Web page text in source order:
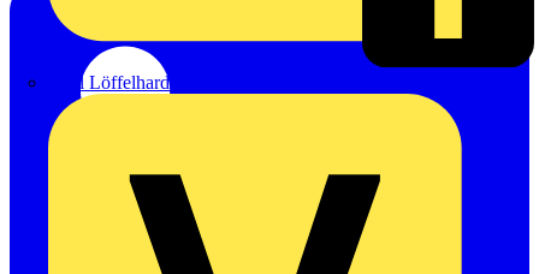
Emil Löffelhardt GmbH & Co. KG